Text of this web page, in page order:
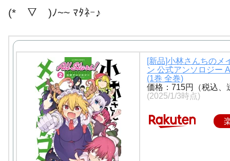
(*￣▽￣)ﾉ~~ ﾏﾀﾈｰ♪
[新品]小林さんちのメ
ン 公式アンソロジー
(1巻 全巻)
価格：715円（税込、
(2025/1/3時点)